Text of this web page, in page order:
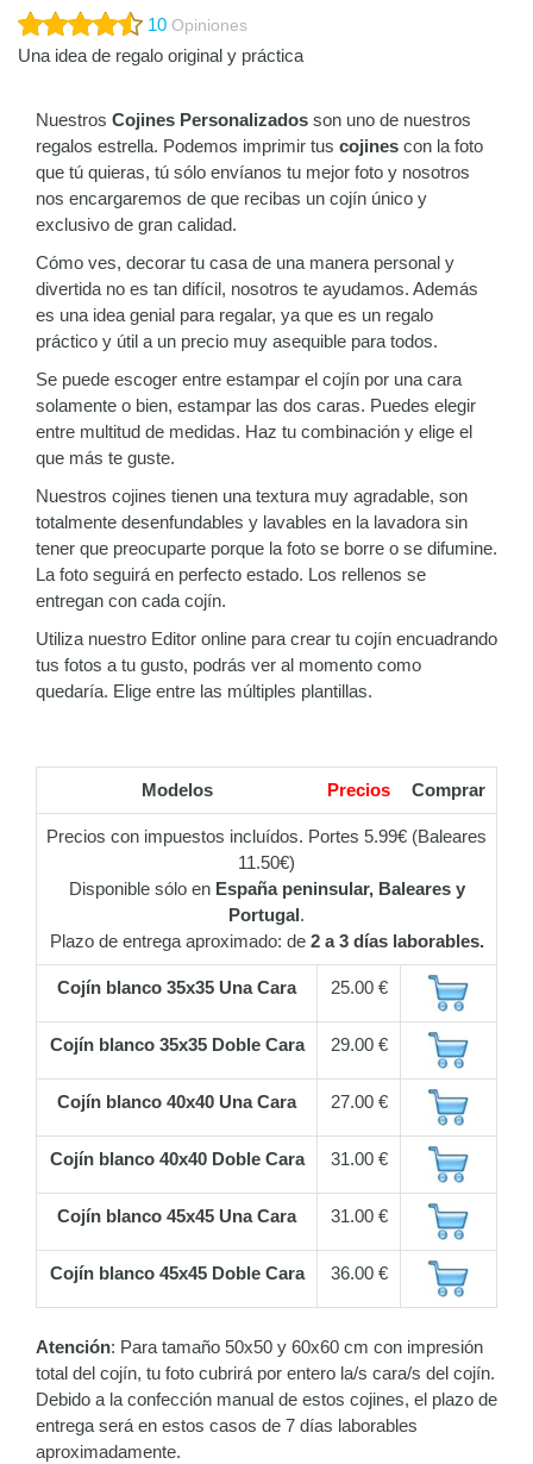
10 Opiniones
Una idea de regalo original y práctica
Nuestros Cojines Personalizados son uno de nuestros
regalos estrella. Podemos imprimir tus cojines con la foto
que tú quieras, tú sólo envíanos tu mejor foto y nosotros
nos encargaremos de que recibas un cojín único y
exclusivo de gran calidad.
Cómo ves, decorar tu casa de una manera personal y
divertida no es tan difícil, nosotros te ayudamos. Además
es una idea genial para regalar, ya que es un regalo
práctico y útil a un precio muy asequible para todos.
Se puede escoger entre estampar el cojín por una cara
solamente o bien, estampar las dos caras. Puedes elegir
entre multitud de medidas. Haz tu combinación y elige el
que más te guste.
Nuestros cojines tienen una textura muy agradable, son
totalmente desenfundables y lavables en la lavadora sin
tener que preocuparte porque la foto se borre o se difumine.
La foto seguirá en perfecto estado. Los rellenos se
entregan con cada cojín.
Utiliza nuestro Editor online para crear tu cojín encuadrando
tus fotos a tu gusto, podrás ver al momento como
quedaría. Elige entre las múltiples plantillas.
Modelos Precios Comprar
Precios con impuestos incluídos. Portes 5.99€ (Baleares
11.50€)
Disponible sólo en España peninsular, Baleares y
Portugal.
Plazo de entrega aproximado: de 2 a 3 días laborables.
Cojín blanco 35x35 Una Cara 25.00 €
Cojín blanco 35x35 Doble Cara 29.00 €
Cojín blanco 40x40 Una Cara 27.00 €
Cojín blanco 40x40 Doble Cara 31.00 €
Cojín blanco 45x45 Una Cara 31.00 €
Cojín blanco 45x45 Doble Cara 36.00 €
Atención: Para tamaño 50x50 y 60x60 cm con impresión
total del cojín, tu foto cubrirá por entero la/s cara/s del cojín.
Debido a la confección manual de estos cojines, el plazo de
entrega será en estos casos de 7 días laborables
aproximadamente.